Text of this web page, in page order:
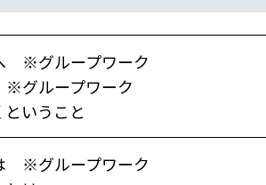
※グループワーク
グループワーク
ということ
※グループワーク